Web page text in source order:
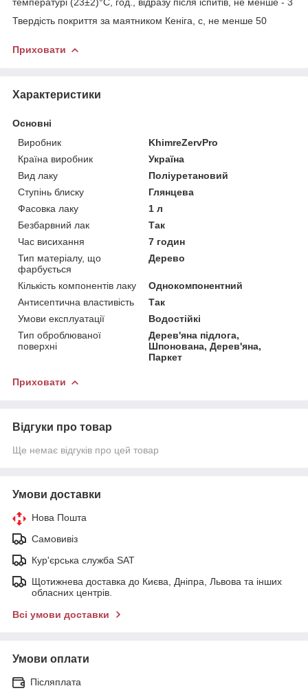
Твердість покриття за маятником Кеніга, с, не менше 50
Приховати
Характеристики
Основні
Виробник
KhimreZervPro
Країна виробник
Україна
Вид лаку
Поліуретановий
Ступінь блиску
Глянцева
Фасовка лаку
1 л
Безбарвний лак
Так
Час висихання
7 годин
Тип матеріалу, що
фарбується
Дерево
Кількість компонентів лаку
Однокомпонентний
Антисептична властивість
Так
Умови експлуатації
Водостійкі
Тип оброблюваної
поверхні
Дерев'яна підлога,
Шпонована, Дерев'яна,
Паркет
Приховати
Відгуки про товар
Ще немає відгуків про цей товар
Умови доставки
Нова Пошта
Самовивіз
Кур'єрська служба SAT
Щотижнева доставка до Києва, Дніпра, Львова та інших
обласних центрів.
Всі умови доставки
Умови оплати
Післяплата